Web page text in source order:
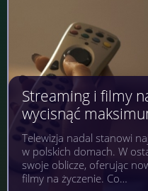
Streaming i filmy
wycisnąć
Telewizja nadal stanowi
w polskich domach. W
swoje oblicze, oferując
filmy na życzenie. Co…